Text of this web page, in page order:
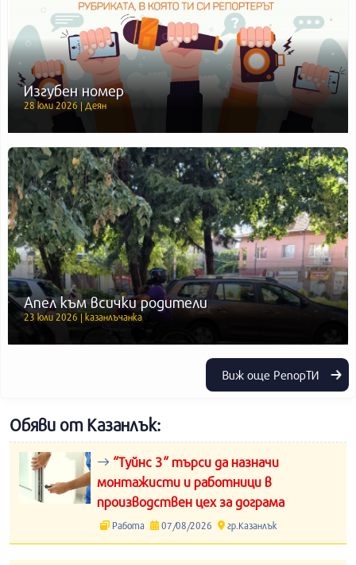
Изгубен номер
28 юли 2026 | Деян
Апел към всички родители
23 юли 2026 | казанлъчанка
Виж още РепорТИ
Обяви от Казанлък:
“Туйнс 3“ търси да назначи
монтажисти и работници в
производствен цех за дограма
Работа 07/08/2026 гр.Казанлък